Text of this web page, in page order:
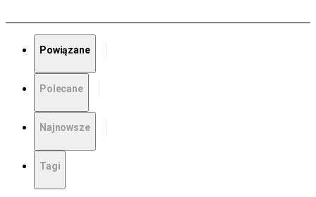
Powiązane
Polecane
Najnowsze
Tagi